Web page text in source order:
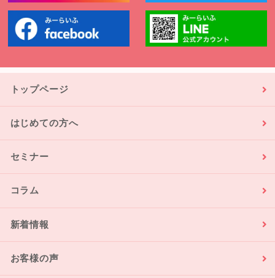
トップページ
はじめての方へ
セミナー
コラム
新着情報
お客様の声